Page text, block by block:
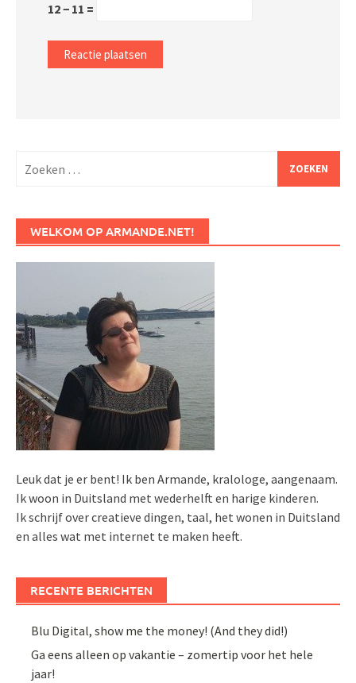
12 − 11 =
naar:
WELKOM OP ARMANDE.NET!
Leuk dat je er bent! Ik ben Armande, kralologe, aangenaam.
Ik woon in Duitsland met wederhelft en harige kinderen.
Ik schrijf over creatieve dingen, taal, het wonen in Duitsland
en alles wat met internet te maken heeft.
RECENTE BERICHTEN
Blu Digital, show me the money! (And they did!)
Ga eens alleen op vakantie – zomertip voor het hele
jaar!